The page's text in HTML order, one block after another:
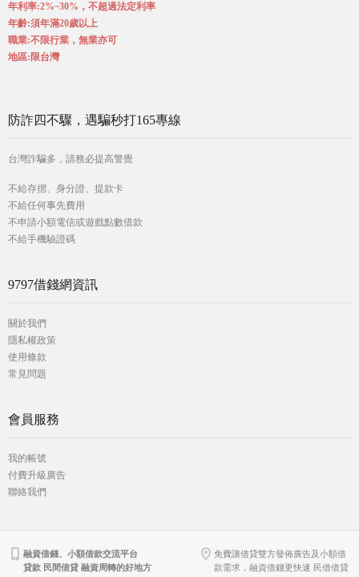
年利率:2%~30%，不超過法定利率
年齡:須年滿20歲以上
職業:不限行業，無業亦可
地區:限台灣
防詐四不驟，遇騙秒打165專線
台灣詐騙多，請務必提高警覺
不給存摺、身分證、提款卡
不給任何事先費用
不申請小額電信或遊戲點數借款
不給手機驗證碼
9797借錢網資訊
關於我們
隱私權政策
使用條款
常見問題
會員服務
我的帳號
付費升級廣告
聯絡我們
融資借錢、小額借款交流平台
貸款 民間借貸 融資周轉的好地方
免費讓借貸雙方發佈廣告及小額借
款需求，融資借錢更快速 民借借貸